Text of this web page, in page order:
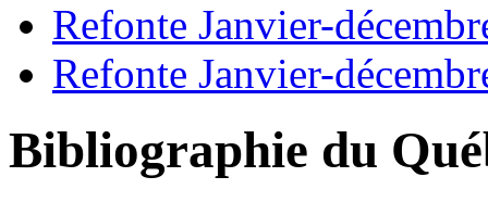
Refonte Janvier-
Refonte Janvier-
Bibliographie du